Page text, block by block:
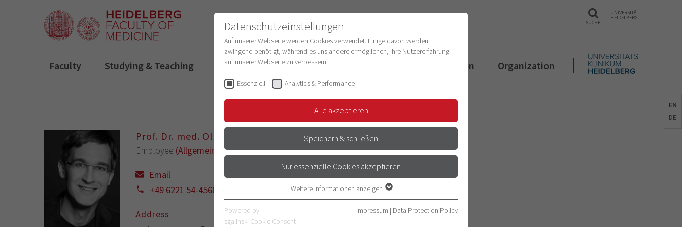
SUCHE
UNIVERSITÄT
HEIDELBERG
Faculty Studying & Teaching Research Structure & Development Digitalization Organization
Prof. Dr. med. Oliver Kann
Employee (Allgemeine Neurophysiologie)
Email
+49 6221 54-4560
Address
EN
DE
Datenschutzeinstellungen
Auf unserer Webseite werden Cookies verwendet. Einige davon werden
zwingend benötigt, während es uns andere ermöglichen, Ihre Nutzererfahrung
auf unserer Webseite zu verbessern.
Essenziell Analytics & Performance
Alle akzeptieren
Speichern & schließen
Nur essenzielle Cookies akzeptieren
Essenzielle Cookies werden für grundlegende Funktionen der Webseite
benötigt. Dadurch ist gewährleistet, dass die Webseite einwandfrei
Weitere Informationen anzeigen
Powered by
sgalinski Cookie Consent
Impressum | Data Protection Policy